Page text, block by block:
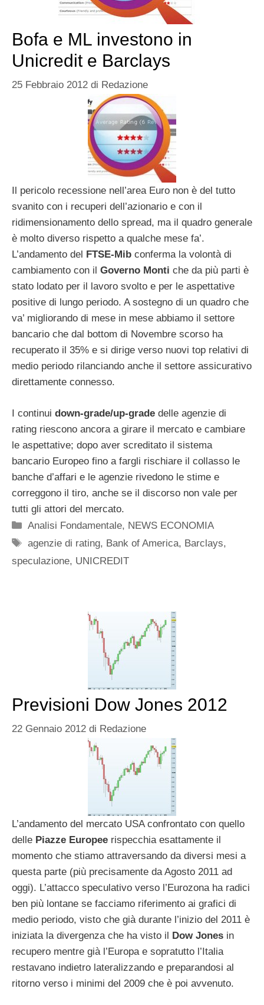
Bofa e ML investono in
Unicredit e Barclays
25 Febbraio 2012 di Redazione
Il pericolo recessione nell’area Euro non è del tutto
svanito con i recuperi dell’azionario e con il
ridimensionamento dello spread, ma il quadro generale
è molto diverso rispetto a qualche mese fa’.
L’andamento del
FTSE-Mib conferma la volontà di
cambiamento con il Governo Monti che da più parti è
stato lodato per il lavoro svolto e per le aspettative
positive di lungo periodo. A sostegno di un quadro che
va’ migliorando di mese in mese abbiamo il settore
bancario che dal bottom di Novembre scorso ha
recuperato il 35% e si dirige verso nuovi top relativi di
medio periodo rilanciando anche il settore assicurativo
direttamente connesso.
I continui down-grade/up-grade delle agenzie di
rating riescono ancora a girare il mercato e cambiare
le aspettative; dopo aver screditato il sistema
bancario Europeo fino a fargli rischiare il collasso le
banche d’affari e le agenzie rivedono le stime e
correggono il tiro, anche se il discorso non vale per
tutti gli attori del mercato.
Categorie
Analisi Fondamentale, NEWS ECONOMIA
Tag
agenzie di rating, Bank of America, Barclays,
speculazione, UNICREDIT
Previsioni Dow Jones 2012
22 Gennaio 2012 di Redazione
L’andamento del mercato USA confrontato con quello
delle Piazze Europee rispecchia esattamente il
momento che stiamo attraversando da diversi mesi a
questa parte (più precisamente da Agosto 2011 ad
oggi). L’attacco speculativo verso l’Eurozona ha radici
ben più lontane se facciamo riferimento ai grafici di
medio periodo, visto che già durante l’inizio del 2011 è
iniziata la divergenza che ha visto il
Dow Jones in
recupero mentre già l’Europa e sopratutto l’Italia
restavano indietro lateralizzando e preparandosi al
ritorno verso i minimi del 2009 che è poi avvenuto.